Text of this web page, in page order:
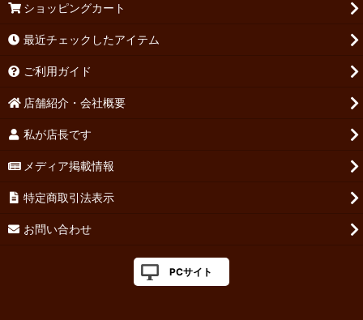
ショッピングカート
最近チェックしたアイテム
ご利用ガイド
店舗紹介・会社概要
私が店長です
メディア掲載情報
特定商取引法表示
お問い合わせ
PCサイト